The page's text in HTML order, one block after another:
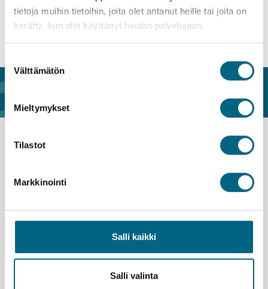
tietoja muihin tietoihin, joita olet antanut heille tai joita on
kerätty, kun olet käyttänyt heidän palvelujaan.
valinta
Välttämätön
Mieltymykset
Tilastot
Markkinointi
Salli kaikki
Salli valinta
Pyydä ehdotus tästä ideasta
Useimmat yhteismatkammevoidaan toteuttaa myös